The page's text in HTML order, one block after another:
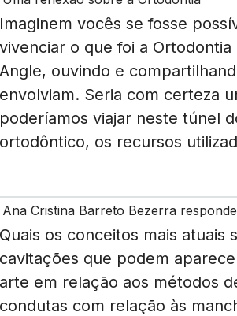
Imaginem vocês se fosse
vivenciar o que foi a
Angle, ouvindo e
envolviam. Seria com certeza
poderíamos viajar neste túnel
ortodôntico, os recursos
Ana Cristina Barreto Bezerra
Quais os conceitos mais
cavitações que podem
arte em relação aos métodos
condutas com relação às